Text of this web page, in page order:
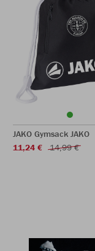
JAKO Gymsack JAKO
11,24 €
14,99 €